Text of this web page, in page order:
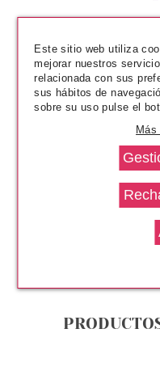
PACO
Pvr
Este sitio web utiliza
mejorar nuestros
relacionada con sus
sus hábitos de
sobre su uso pulse el
Más